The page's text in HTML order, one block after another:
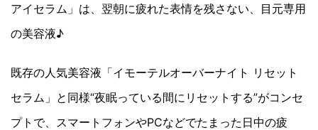
アイセラム」は、翌朝に疲れた表情を残さない、目元専用
の美容液♪
既存の人気美容液「イモーテルオーバーナイト リセット
セラム」と同様“夜眠っている間にリセットする”がコンセ
プトで、スマートフォンやPCなどでたまった日中の疲